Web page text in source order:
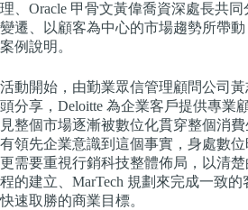
理、Oracle 甲骨文黃偉喬資深處長共
變遷、以顧客為中心的市場趨勢所帶動
案例說明。
活動開始，由勤業眾信管理顧問公司
頭分享，Deloitte 為企業客戶提供專業
見整個市場逐漸被數位化貫穿整個消
有領先企業意識到這個事實，身處數
更需要重視行銷科技整體佈局，以清
程的建立、MarTech 規劃來完成一致的
快速取勝的商業目標。